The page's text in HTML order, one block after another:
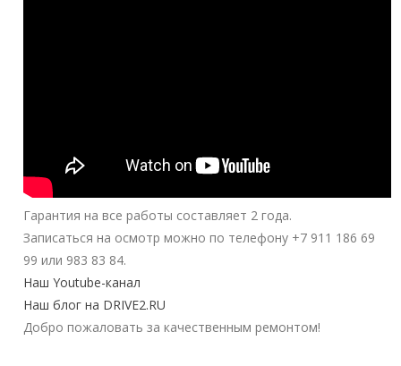
Гарантия на все работы составляет 2 года.
Записаться на осмотр можно по телефону +7 911 186 69
99 или 983 83 84.
Наш Youtube-канал
Наш блог на DRIVE2.RU
Добро пожаловать за качественным ремонтом!